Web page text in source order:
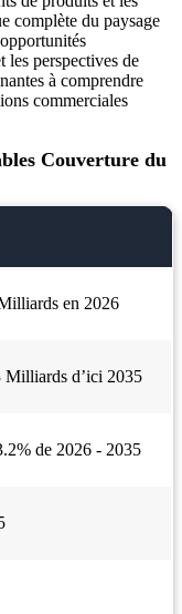
complète du paysage
les perspectives de
à comprendre
commerciales
Couverture du
en 2026
d’ici 2035
de 2026 - 2035